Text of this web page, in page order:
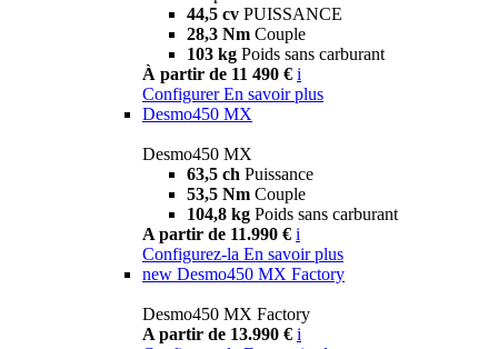
44,5 cv PUISSANCE
28,3 Nm Couple
103 kg Poids sans carburant
À partir de 11 490 € i
Configurer En savoir plus
Desmo450 MX
Desmo450 MX
63,5 ch Puissance
53,5 Nm Couple
104,8 kg Poids sans carburant
A partir de 11.990 € i
Configurez-la En savoir plus
new Desmo450 MX Factory
Desmo450 MX Factory
A partir de 13.990 € i